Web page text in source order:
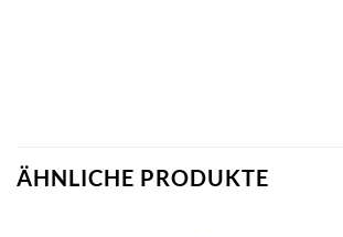
ÄHNLICHE PRODUKTE